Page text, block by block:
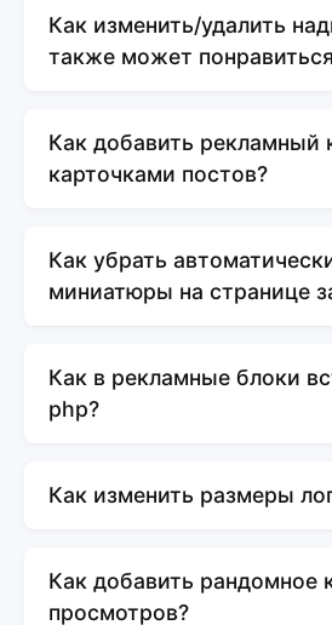
Как изменить/удалить
также может
Как добавить рекламный
карточками постов?
Как убрать
миниатюры на странице
Как в рекламные блоки
php?
Как изменить размеры
Как добавить рандомное
просмотров?